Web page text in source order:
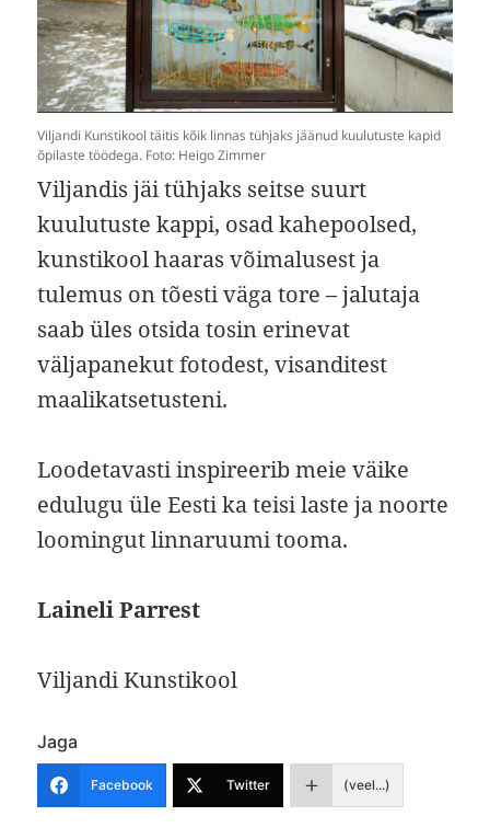
Viljandi Kunstikool täitis kõik linnas tühjaks jäänud kuulutuste kapid
õpilaste töödega. Foto: Heigo Zimmer
Viljandis jäi tühjaks seitse suurt
kuulutuste kappi, osad kahepoolsed,
kunstikool haaras võimalusest ja
tulemus on tõesti väga tore – jalutaja
saab üles otsida tosin erinevat
väljapanekut fotodest, visanditest
maalikatsetusteni.
Loodetavasti inspireerib meie väike
edulugu üle Eesti ka teisi laste ja noorte
loomingut linnaruumi tooma.
Laineli Parrest
Viljandi Kunstikool
Jaga
Facebook Twitter (veel...)